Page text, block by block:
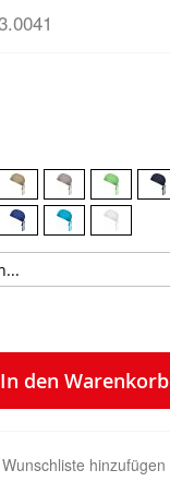
In den Warenkorb
hinzufügen